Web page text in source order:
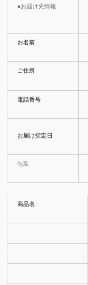
●お届け先情報
お名前
ご住所
電話番号
お届け指定日
包装
商品名